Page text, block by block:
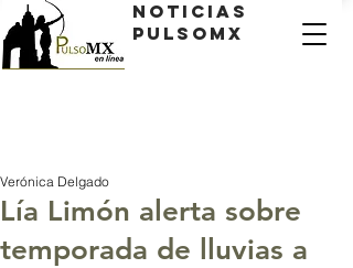
Noticias
PulsoMX
Lía Limón alerta sobre
temporada de lluvias a
Verónica Delgado